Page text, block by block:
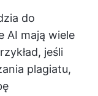
do
AI mają wiele
jeśli
plagiatu,